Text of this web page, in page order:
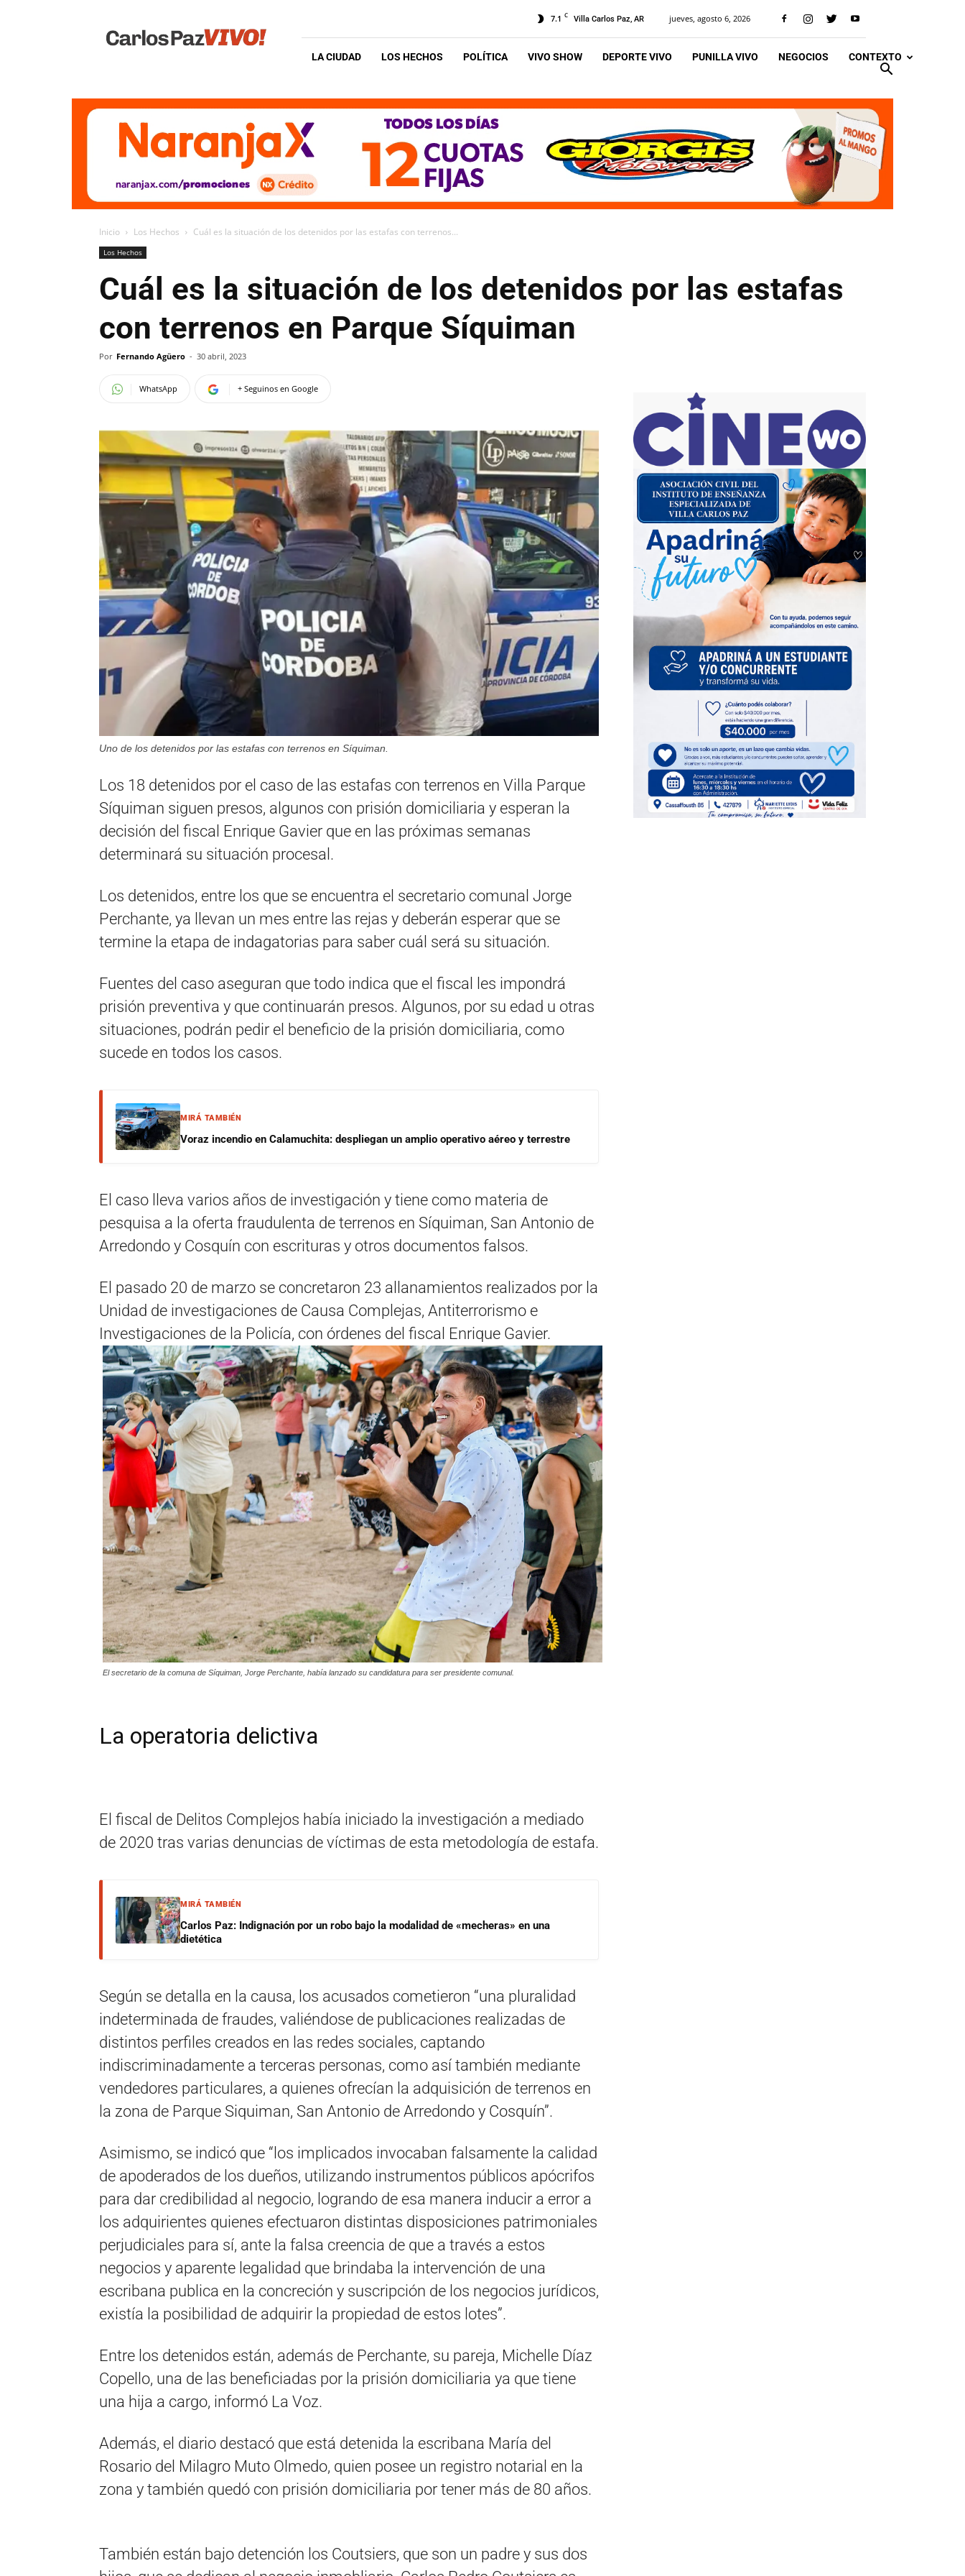
Vivo
7.1 C Villa Carlos Paz, AR jueves, agosto 6, 2026
LA CIUDAD LOS HECHOS POLÍTICA VIVO SHOW DEPORTE VIVO PUNILLA VIVO NEGOCIOS CONTEXTO
Inicio Los Hechos Cuál es la situación de los detenidos por las estafas con terrenos...
Los Hechos
Cuál es la situación de los detenidos por las estafas
con terrenos en Parque Síquiman
Por Fernando Agüero - 30 abril, 2023
WhatsApp + Seguinos en Google
Uno de los detenidos por las estafas con terrenos en Síquiman.
Los 18 detenidos por el caso de las estafas con terrenos en Villa Parque
Síquiman siguen presos, algunos con prisión domiciliaria y esperan la
decisión del fiscal Enrique Gavier que en las próximas semanas
determinará su situación procesal.
Los detenidos, entre los que se encuentra el secretario comunal Jorge
Perchante, ya llevan un mes entre las rejas y deberán esperar que se
termine la etapa de indagatorias para saber cuál será su situación.
Fuentes del caso aseguran que todo indica que el fiscal les impondrá
prisión preventiva y que continuarán presos. Algunos, por su edad u otras
situaciones, podrán pedir el beneficio de la prisión domiciliaria, como
sucede en todos los casos.
MIRÁ TAMBIÉN
Voraz incendio en Calamuchita: despliegan un amplio operativo aéreo y terrestre
El caso lleva varios años de investigación y tiene como materia de
pesquisa a la oferta fraudulenta de terrenos en Síquiman, San Antonio de
Arredondo y Cosquín con escrituras y otros documentos falsos.
El pasado 20 de marzo se concretaron 23 allanamientos realizados por la
Unidad de investigaciones de Causa Complejas, Antiterrorismo e
Investigaciones de la Policía, con órdenes del fiscal Enrique Gavier.
El secretario de la comuna de Síquiman, Jorge Perchante, había lanzado su candidatura para ser presidente comunal.
La operatoria delictiva
El fiscal de Delitos Complejos había iniciado la investigación a mediado
de 2020 tras varias denuncias de víctimas de esta metodología de estafa.
MIRÁ TAMBIÉN
Carlos Paz: Indignación por un robo bajo la modalidad de «mecheras» en una
dietética
Según se detalla en la causa, los acusados cometieron “una pluralidad
indeterminada de fraudes, valiéndose de publicaciones realizadas de
distintos perfiles creados en las redes sociales, captando
indiscriminadamente a terceras personas, como así también mediante
vendedores particulares, a quienes ofrecían la adquisición de terrenos en
la zona de Parque Siquiman, San Antonio de Arredondo y Cosquín”.
Asimismo, se indicó que “los implicados invocaban falsamente la calidad
de apoderados de los dueños, utilizando instrumentos públicos apócrifos
para dar credibilidad al negocio, logrando de esa manera inducir a error a
los adquirientes quienes efectuaron distintas disposiciones patrimoniales
perjudiciales para sí, ante la falsa creencia de que a través a estos
negocios y aparente legalidad que brindaba la intervención de una
escribana publica en la concreción y suscripción de los negocios jurídicos,
existía la posibilidad de adquirir la propiedad de estos lotes”.
Entre los detenidos están, además de Perchante, su pareja, Michelle Díaz
Copello, una de las beneficiadas por la prisión domiciliaria ya que tiene
una hija a cargo, informó La Voz.
Además, el diario destacó que está detenida la escribana María del
Rosario del Milagro Muto Olmedo, quien posee un registro notarial en la
zona y también quedó con prisión domiciliaria por tener más de 80 años.
También están bajo detención los Coutsiers, que son un padre y sus dos